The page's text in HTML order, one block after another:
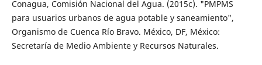
Conagua, Comisión Nacional del Agua. (2015c). "PMPMS
para usuarios urbanos de agua potable y saneamiento",
Organismo de Cuenca Río Bravo. México, DF, México:
Secretaría de Medio Ambiente y Recursos Naturales.